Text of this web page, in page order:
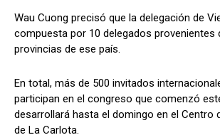
Wau Cuong precisó que la delegación de
compuesta por 10 delegados provenientes
provincias de ese país.
En total, más de 500 invitados
participan en el congreso que comenzó
desarrollará hasta el domingo en el Centro
de La Carlota.